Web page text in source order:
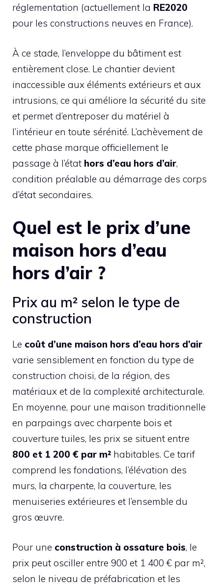
réglementation (actuellement la RE2020
pour les constructions neuves en France).
À ce stade, l’enveloppe du bâtiment est
entièrement close. Le chantier devient
inaccessible aux éléments extérieurs et aux
intrusions, ce qui améliore la sécurité du site
et permet d’entreposer du matériel à
l’intérieur en toute sérénité. L’achèvement de
cette phase marque officiellement le
passage à l’état hors d’eau hors d’air,
condition préalable au démarrage des corps
d’état secondaires.
Quel est le prix d’une
maison hors d’eau
hors d’air ?
Prix au m² selon le type de
construction
Le coût d’une maison hors d’eau hors d’air
varie sensiblement en fonction du type de
construction choisi, de la région, des
matériaux et de la complexité architecturale.
En moyenne, pour une maison traditionnelle
en parpaings avec charpente bois et
couverture tuiles, les prix se situent entre
800 et 1 200 € par m² habitables. Ce tarif
comprend les fondations, l’élévation des
murs, la charpente, la couverture, les
menuiseries extérieures et l’ensemble du
gros œuvre.
Pour une construction à ossature bois, le
prix peut osciller entre 900 et 1 400 € par m²,
selon le niveau de préfabrication et les